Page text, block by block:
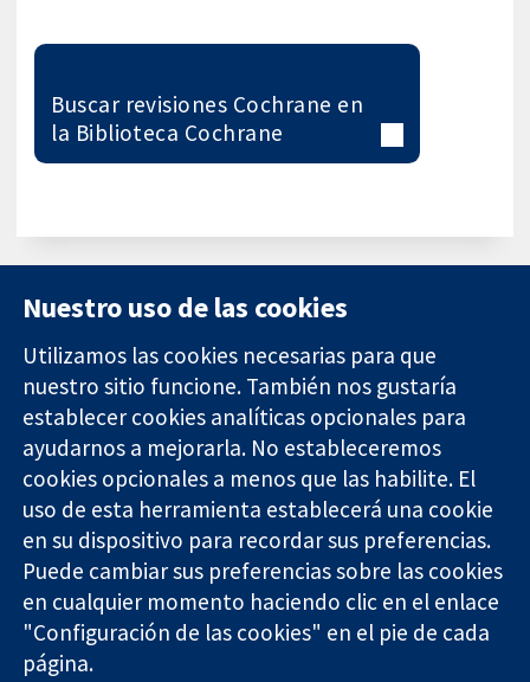
Buscar revisiones Cochrane en
la Biblioteca Cochrane
Evidencia fiable.
Decisiones
informadas.
Mejor salud.
11-13 Cavendish
Square
Londres
W1G 0AN
Reino Unido
Contacto
Noticias
Prensa
Sobre
nosotros
Empleo
Cochrane
Library
The Cochrane Collaboration is a charity (no. 1045921) and a
Nuestro uso de las cookies
Utilizamos las cookies necesarias para que
nuestro sitio funcione. También nos gustaría
establecer cookies analíticas opcionales para
ayudarnos a mejorarla. No estableceremos
cookies opcionales a menos que las habilite. El
uso de esta herramienta establecerá una cookie
en su dispositivo para recordar sus preferencias.
Puede cambiar sus preferencias sobre las cookies
en cualquier momento haciendo clic en el enlace
"Configuración de las cookies" en el pie de cada
página.